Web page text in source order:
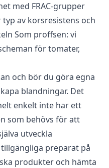
med FRAC-grupper
av korsresistens och
Som proffsen: vi
för tomater,
och bör du göra egna
blandningar. Det
enkelt inte har ett
som behövs för att
utveckla
preparat på
produkter och hämta